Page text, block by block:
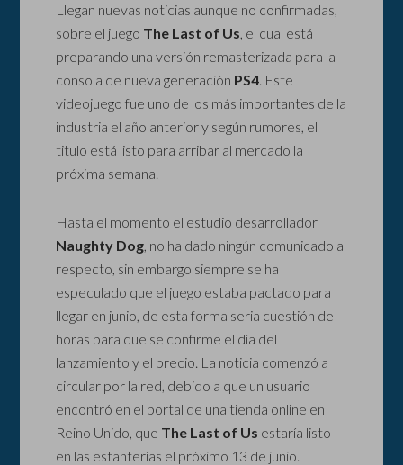
Llegan nuevas noticias aunque no confirmadas,
sobre el juego The Last of Us, el cual está
preparando una versión remasterizada para la
consola de nueva generación PS4. Este
videojuego fue uno de los más importantes de la
industria el año anterior y según rumores, el
titulo está listo para arribar al mercado la
próxima semana.
Hasta el momento el estudio desarrollador
Naughty Dog, no ha dado ningún comunicado al
respecto, sin embargo siempre se ha
especulado que el juego estaba pactado para
llegar en junio, de esta forma seria cuestión de
horas para que se confirme el día del
lanzamiento y el precio. La noticia comenzó a
circular por la red, debido a que un usuario
encontró en el portal de una tienda online en
Reino Unido, que The Last of Us estaría listo
en las estanterías el próximo 13 de junio.